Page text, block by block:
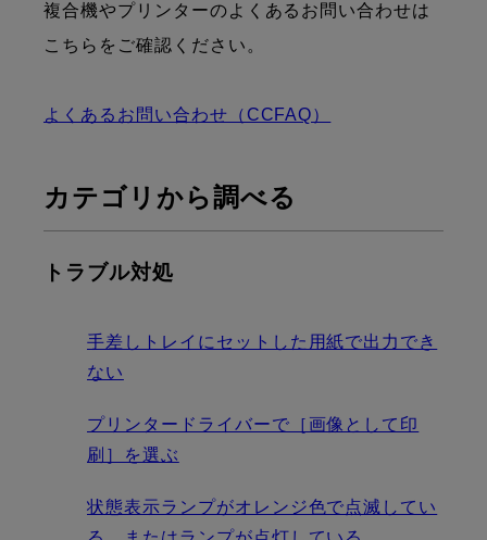
複合機やプリンターのよくあるお問い合わせは
こちらをご確認ください。
よくあるお問い合わせ（CCFAQ）
カテゴリから調べる
トラブル対処
手差しトレイにセットした用紙で出力でき
ない
プリンタードライバーで［画像として印
刷］を選ぶ
状態表示ランプがオレンジ色で点滅してい